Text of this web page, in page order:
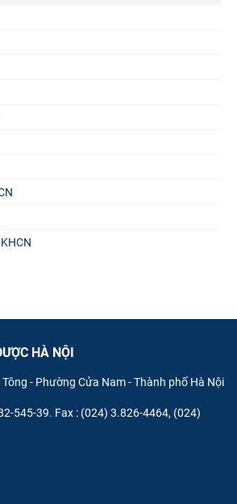
HÀ NỘI
- Phường Cửa Nam - Thành phố Hà Nội
545-39. Fax : (024) 3.826-4464, (024)